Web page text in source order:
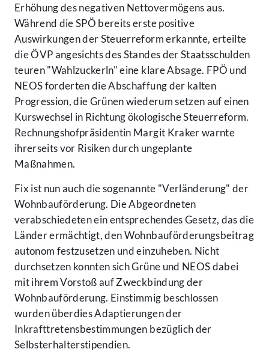
Erhöhung des negativen Nettovermögens aus.
Während die SPÖ bereits erste positive
Auswirkungen der Steuerreform erkannte, erteilte
die ÖVP angesichts des Standes der Staatsschulden
teuren "Wahlzuckerln" eine klare Absage. FPÖ und
NEOS forderten die Abschaffung der kalten
Progression, die Grünen wiederum setzen auf einen
Kurswechsel in Richtung ökologische Steuerreform.
Rechnungshofpräsidentin Margit Kraker warnte
ihrerseits vor Risiken durch ungeplante
Maßnahmen.
Fix ist nun auch die sogenannte "Verländerung" der
Wohnbauförderung. Die Abgeordneten
verabschiedeten ein entsprechendes Gesetz, das die
Länder ermächtigt, den Wohnbauförderungsbeitrag
autonom festzusetzen und einzuheben. Nicht
durchsetzen konnten sich Grüne und NEOS dabei
mit ihrem Vorstoß auf Zweckbindung der
Wohnbauförderung. Einstimmig beschlossen
wurden überdies Adaptierungen der
Inkrafttretensbestimmungen bezüglich der
Selbsterhalterstipendien.